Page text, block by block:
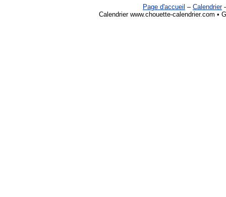
Page d'accueil – Calendrier
Calendrier www.chouette-calendrier.com •